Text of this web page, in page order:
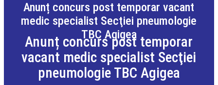
Anunț concurs post temporar vacant
medic specialist Secţiei pneumologie
TBC Agigea
Anunț concurs post temporar
vacant medic specialist Secţiei
pneumologie TBC Agigea